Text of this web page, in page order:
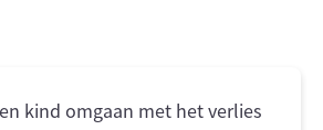
kind omgaan met het verlies